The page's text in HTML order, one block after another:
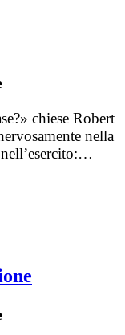
chiese Robert
nella